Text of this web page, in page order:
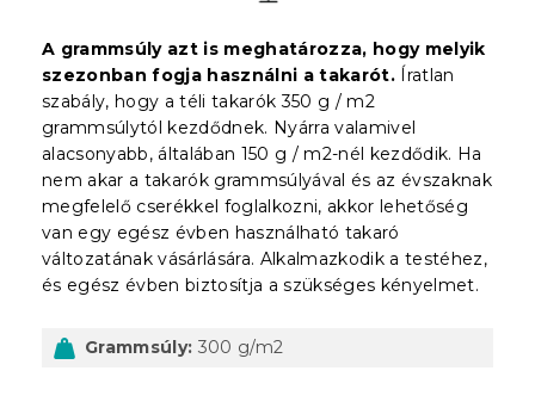
A grammsúly azt is meghatározza, hogy melyik
szezonban fogja használni a takarót. Íratlan
szabály, hogy a téli takarók 350 g / m2
grammsúlytól kezdődnek. Nyárra valamivel
alacsonyabb, általában 150 g / m2-nél kezdődik. Ha
nem akar a takarók grammsúlyával és az évszaknak
megfelelő cserékkel foglalkozni, akkor lehetőség
van egy egész évben használható takaró
változatának vásárlására. Alkalmazkodik a testéhez,
és egész évben biztosítja a szükséges kényelmet.
Grammsúly: 300 g/m2